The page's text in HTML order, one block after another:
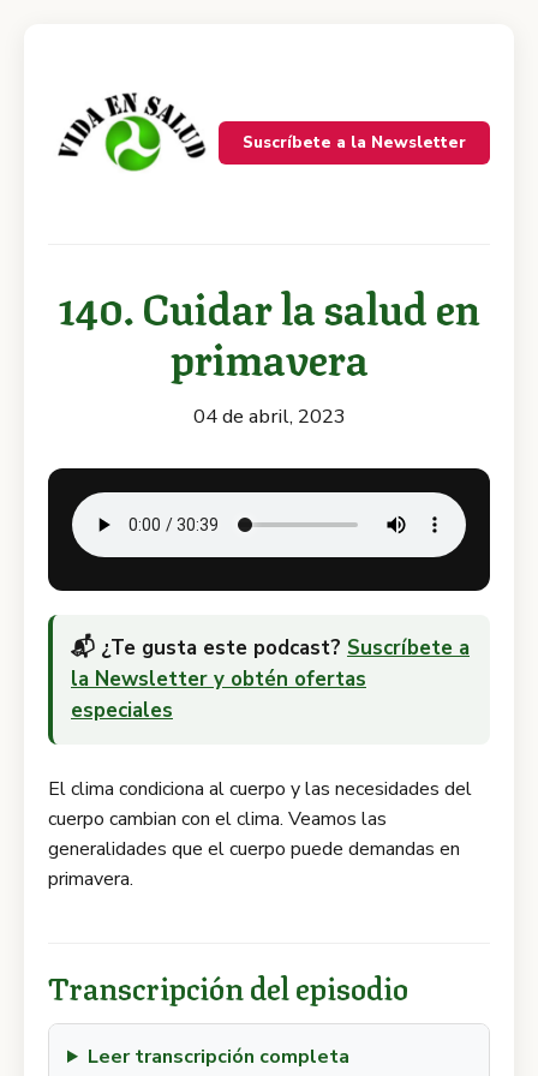
Suscríbete a la Newsletter
140. Cuidar la salud en
primavera
04 de abril, 2023
📬 ¿Te gusta este podcast? Suscríbete a
la Newsletter y obtén ofertas
especiales
El clima condiciona al cuerpo y las necesidades del
cuerpo cambian con el clima. Veamos las
generalidades que el cuerpo puede demandas en
primavera.
Transcripción del episodio
Leer transcripción completa